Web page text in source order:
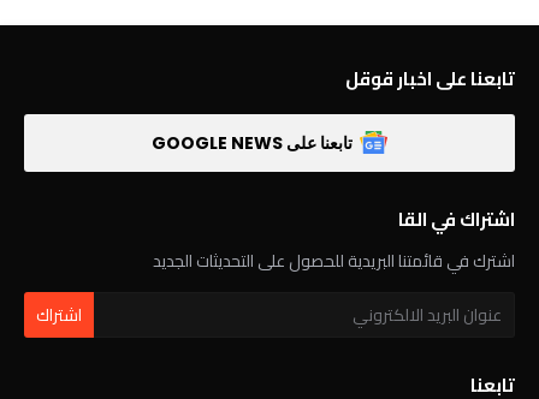
تابعنا على اخبار قوقل
تابعنا على GOOGLE NEWS
اشتراك في القا
اشترك في قائمتنا البريدية للحصول على التحديثات الجديد
تابعنا